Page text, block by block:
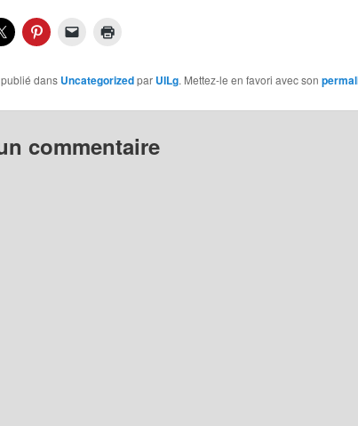
dans Uncategorizedpar UILg. Mettez-le en favori avec son
commentaire